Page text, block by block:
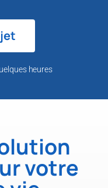
heures
votre